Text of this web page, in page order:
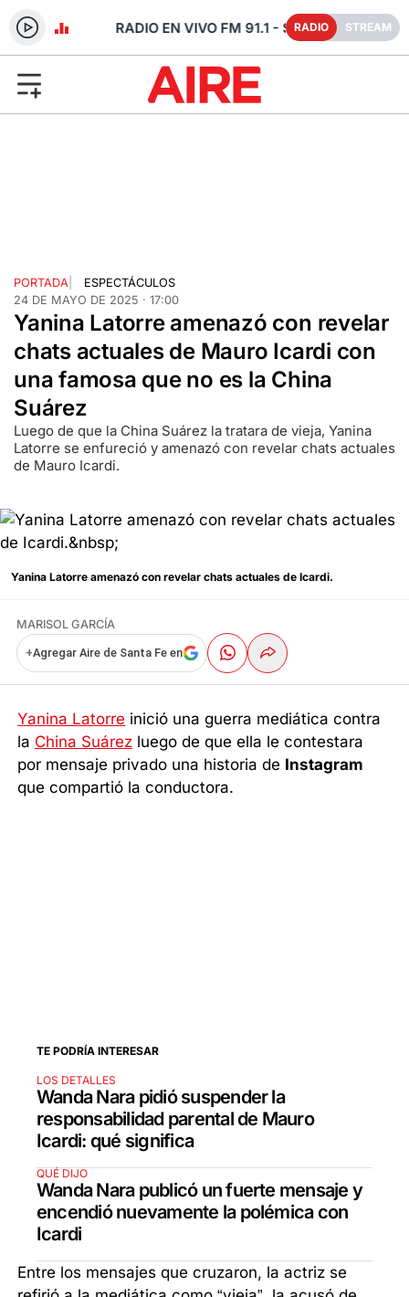
FE RADIO STREAM
PORTADA
ESPECTÁCULOS
24 DE MAYO DE 2025 · 17:00
Yanina Latorre amenazó con revelar
chats actuales de Mauro Icardi con
una famosa que no es la China
Suárez
Luego de que la China Suárez la tratara de vieja, Yanina
Latorre se enfureció y amenazó con revelar chats actuales
de Mauro Icardi.
Yanina Latorre amenazó con revelar chats actuales de Icardi.
MARISOL GARCÍA
+Agregar Aire de Santa Fe en
Yanina Latorre inició una guerra mediática contra
la China Suárez luego de que ella le contestara
por mensaje privado una historia de Instagram
que compartió la conductora.
TE PODRÍA INTERESAR
LOS DETALLES
Wanda Nara pidió suspender la
responsabilidad parental de Mauro
Icardi: qué significa
QUÉ DIJO
Wanda Nara publicó un fuerte mensaje y
encendió nuevamente la polémica con
Icardi
Entre los mensajes que cruzaron, la actriz se